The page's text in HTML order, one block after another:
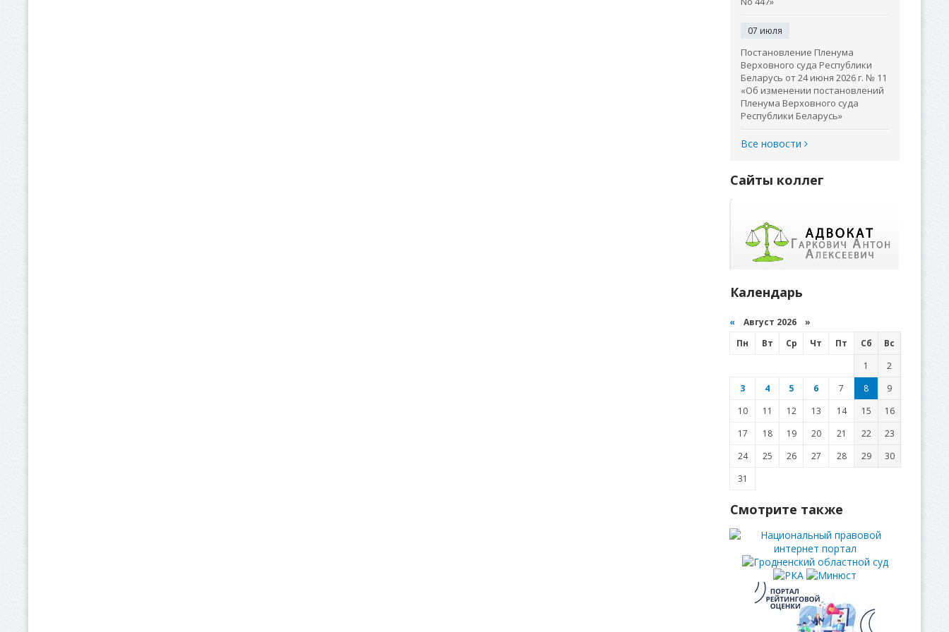
07 июля
Постановление Пленума
Верховного суда Республики
Беларусь от 24 июня 2026 г. № 11
«Об изменении постановлений
Пленума Верховного суда
Республики Беларусь»
Все новости
Сайты коллег
Календарь
« Август 2026 »
Пн
Вт Ср Чт Пт Сб
Вс
1
2
3
4 5 6 7 8
9
10
11 12 13 14 15
16
17
18 19 20 21 22
23
24
25 26 27 28 29
30
31
Смотрите также